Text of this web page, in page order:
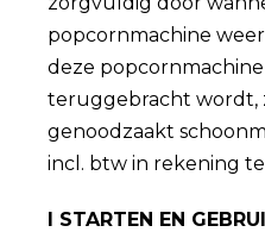
popcornmachine
deze
teruggebracht wordt,
genoodzaakt
incl. btw in rekening
I STARTEN EN